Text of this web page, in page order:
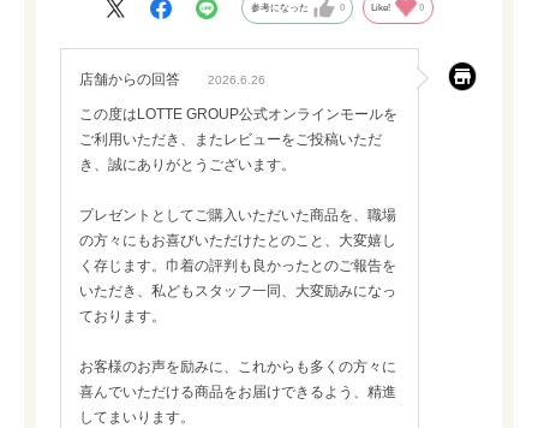
参考になった 0 Like! 0
店舗からの回答 2026.6.26
この度はLOTTE GROUP公式オンラインモールを
ご利用いただき、またレビューをご投稿いただ
き、誠にありがとうございます。
プレゼントとしてご購入いただいた商品を、職場
の方々にもお喜びいただけたとのこと、大変嬉し
く存じます。巾着の評判も良かったとのご報告を
いただき、私どもスタッフ一同、大変励みになっ
ております。
お客様のお声を励みに、これからも多くの方々に
喜んでいただける商品をお届けできるよう、精進
してまいります。